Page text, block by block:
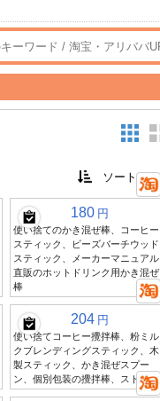
180 円
使い捨てのかき混ぜ棒、コーヒー
スティック、ビーズバーチウッド
スティック、メーカーマニュアル
直販のホットドリンク用かき混ぜ
棒
204 円
使い捨てコーヒー攪拌棒、粉ミル
クブレンディングスティック、木
製スティック、かき混ぜスプー
ン、個別包装の攪拌棒、ストロー